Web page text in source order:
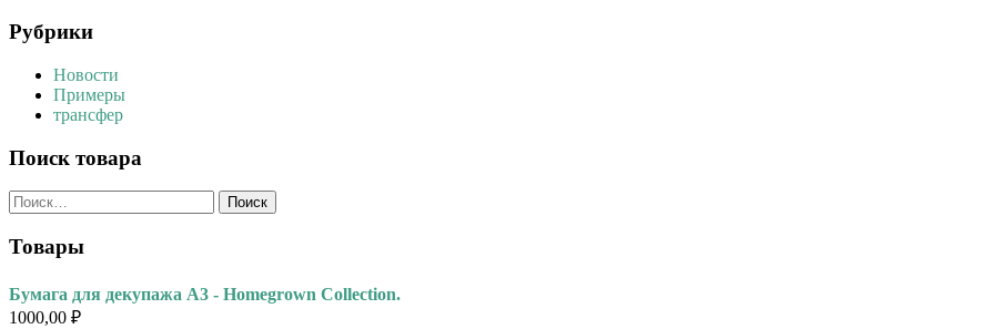
Рубрики
Новости
Примеры
трансфер
Поиск товара
Найти:
Товары
Бумага для декупажа А3 - Homegrown Collection.
1000,00 ₽